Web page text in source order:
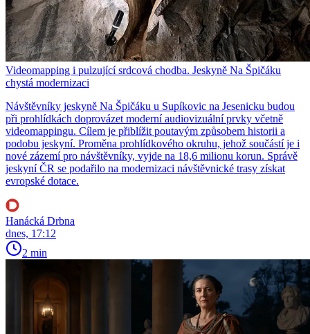
Videomapping i pulzující srdcová chodba. Jeskyně Na Špičáku
chystá modernizaci
Návštěvníky jeskyně Na Špičáku u Supíkovic na Jesenicku budou
při prohlídkách doprovázet moderní audiovizuální prvky včetně
videomappingu. Cílem je přiblížit poutavým způsobem historii a
podobu jeskyní. Proměna prohlídkového okruhu, jehož součástí je i
nové zázemí pro návštěvníky, vyjde na 18,6 milionu korun. Správě
jeskyní ČR se podařilo na modernizaci návštěvnické trasy získat
evropské dotace.
Hanácká Drbna
dnes, 17:12
2 min